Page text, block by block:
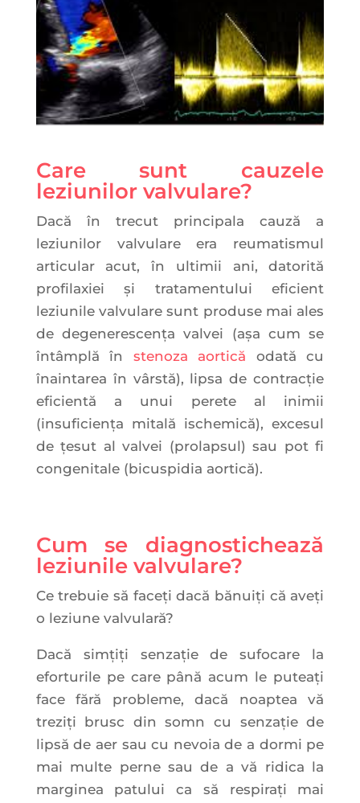
Care sunt cauzele
leziunilor valvulare?
Dacă în trecut principala cauză a
leziunilor valvulare era reumatismul
articular acut, în ultimii ani, datorită
profilaxiei și tratamentului eficient
leziunile valvulare sunt produse mai ales
de degenerescența valvei (așa cum se
întâmplă în stenoza aortică odată cu
înaintarea în vârstă), lipsa de contracție
eficientă a unui perete al inimii
(insuficiența mitală ischemică), excesul
de țesut al valvei (prolapsul) sau pot fi
congenitale (bicuspidia aortică).
Cum se diagnostichează
leziunile valvulare?
Ce trebuie să faceți dacă bănuiți că aveți
o leziune valvulară?
Dacă simțiți senzație de sufocare la
eforturile pe care până acum le puteați
face fără probleme, dacă noaptea vă
treziți brusc din somn cu senzație de
lipsă de aer sau cu nevoia de a dormi pe
mai multe perne sau de a vă ridica la
marginea patului ca să respirați mai